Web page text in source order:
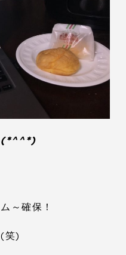
(*^^*)
～確保！
笑)